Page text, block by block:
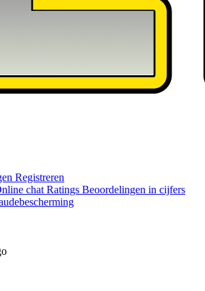
Registreren
chat Ratings Beoordelingen in cijfers